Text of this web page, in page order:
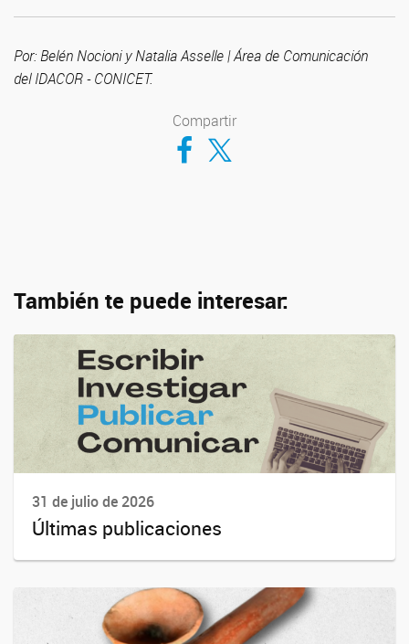
Por: Belén Nocioni y Natalia Asselle | Área de Comunicación
del IDACOR - CONICET.
Compartir
Compartir en Facebook
Compartir en Twitter
También te puede interesar:
31 de julio de 2026
Últimas publicaciones